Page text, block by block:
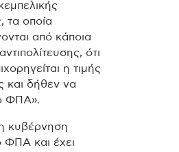
τα οποία
από κάποια
ότι
η τιμής
και δήθεν να
ΦΠΑ».
κυβέρνηση
ΦΠΑ και έχει